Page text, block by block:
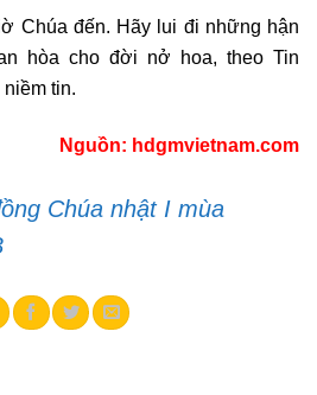
Chúa đến. Hãy lui đi những hận
hòa cho đời nở hoa, theo Tin
tin.
Nguồn: hdgmvietnam.com
Chúa nhật I mùa